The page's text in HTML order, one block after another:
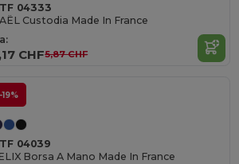
04333
Custodia Made In France
CHF5,87 CHF
-19%
04039
Borsa A Mano Made In France